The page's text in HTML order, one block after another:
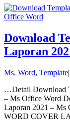
Download
Laporan
Ms. Word, Template|
…Detail Download
– Ms Office Word
Laporan 2021 – Ms
WORD COVER